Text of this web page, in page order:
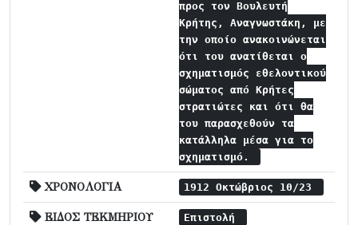
προς τον Βουλευτή
Κρήτης, Αναγνωστάκη, με
την οποίο ανακοινώνεται
ότι του ανατίθεται ο
σχηματισμός εθελοντικού
σώματος από Κρήτες
στρατιώτες και ότι θα
του παρασχεθούν τα
κατάλληλα μέσα για το
σχηματισμό.
ΧΡΟΝΟΛΟΓΙΑ 1912 Οκτώβριος 10/23
ΕΙΔΟΣ ΤΕΚΜΗΡΙΟΥ Επιστολή